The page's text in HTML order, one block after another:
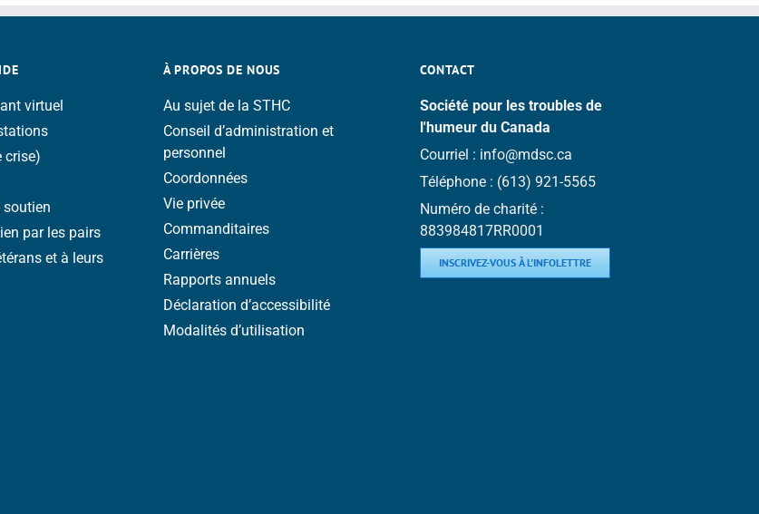
virtuel
crise)
soutien
par les pairs
et à leurs
À PROPOS DE NOUS
Au sujet de la STHC
Conseil d’administration et
personnel
Coordonnées
Vie privée
Commanditaires
Carrières
Rapports annuels
Déclaration d’accessibilité
Modalités d’utilisation
CONTACT
Société pour les troubles de
l'humeur du Canada
Courriel : info@mdsc.ca
Téléphone : (613) 921-5565
Numéro de charité :
883984817RR0001
INSCRIVEZ-VOUS À L'INFOLETTRE